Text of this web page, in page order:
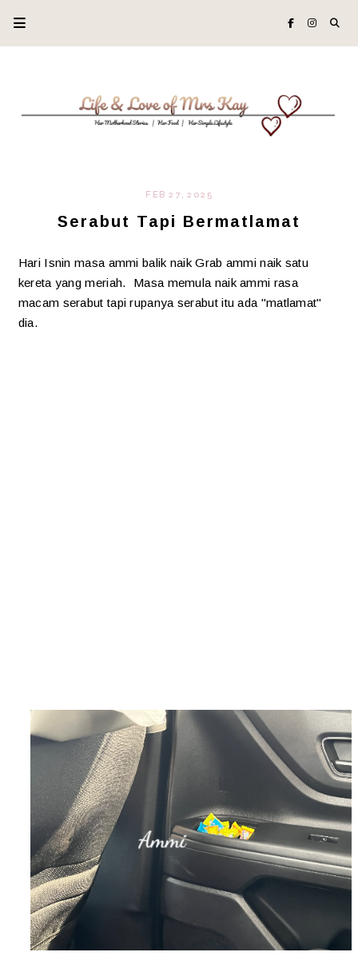
FEB 27, 2025
Serabut Tapi Bermatlamat
Hari Isnin masa ammi balik naik Grab ammi naik satu
kereta yang meriah. Masa memula naik ammi rasa
macam serabut tapi rupanya serabut itu ada "matlamat"
dia.